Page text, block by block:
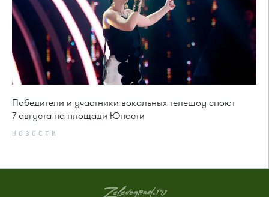
Победители и участники вокальных телешоу споют
7 августа на площади Юности
НОВОСТИ